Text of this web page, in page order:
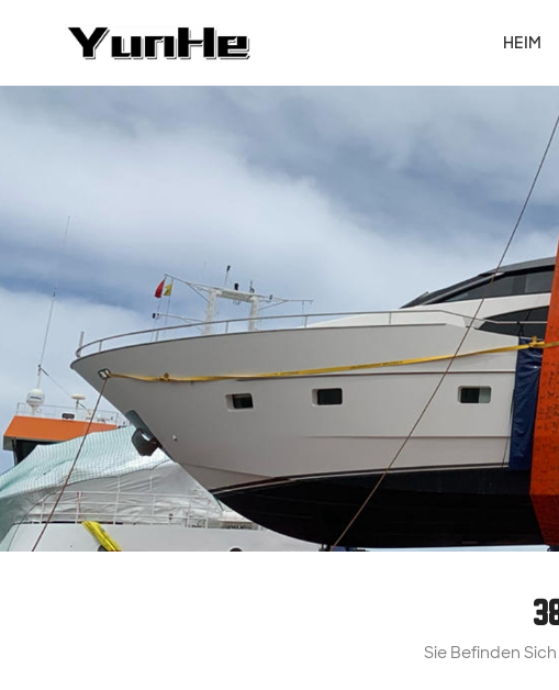
HEIM
Sie Befinden Sich